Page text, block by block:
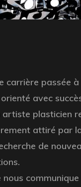
carrière passée
orienté avec
plasticien
attiré par
de
nous